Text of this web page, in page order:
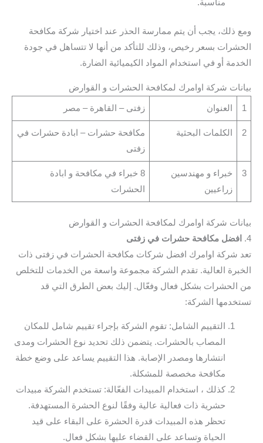
مناسبة.
ومع ذلك، يجب أن يتم ممارسة الحذر عند اختيار شركة مكافحة
الحشرات بسعر رخيص، وذلك للتأكد من أنها لا تتساهل في جودة
الخدمة أو في استخدام المواد الكيميائية الضارة.
بيانات شركة اوامرك لمكافحة الحشرات و القوارض
1 العنوان زفتى – القاهرة – مصر
2 الكلمات البحثية
مكافحة حشرات – ابادة حشرات في
زفتى
3
خبراء و مهندسين
زراعيين
8 خبراء في مكافحة و ابادة
الحشرات
بيانات شركة اوامرك لمكافحة الحشرات و القوارض
4.
افضل مكافحة حشرات في زفتى
تعد شركة اوامرك افضل شركات مكافحة الحشرات في زفتى ذات
الخبرة العالية. تقدم الشركة مجموعة واسعة من الخدمات للتخلص
من الحشرات بشكل فعال وفعّال. إليك بعض الطرق التي قد
تستخدمها الشركة:
التقييم الشامل: تقوم الشركة بإجراء تقييم شامل للمكان
المصاب بالحشرات. يتضمن ذلك تحديد نوع الحشرات ومدى
انتشارها ومصدر الإصابة. هذا التقييم يساعد على وضع خطة
مكافحة مخصصة للمشكلة.
كذلك ، استخدام المبيدات الفعّالة: تستخدم الشركة مبيدات
حشرية ذات فعالية عالية وفقًا لنوع الحشرة المستهدفة.
تحظر هذه المبيدات قدرة الحشرة على البقاء على قيد
الحياة وتساعد على القضاء عليها بشكل فعال.